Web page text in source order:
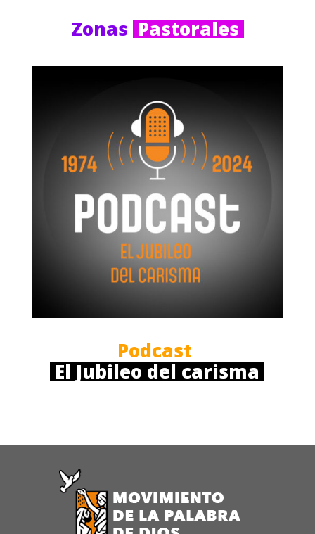
Zonas Pastorales
Podcast
El Jubileo del carisma